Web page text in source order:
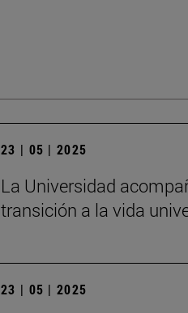
23 | 05 | 2025
La Universidad
transición a la vida
23 | 05 | 2025